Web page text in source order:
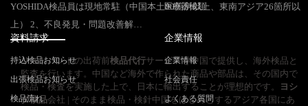
YOSHIDA検品員は現地常駐（中国本土80箇所以上、東南アジア26箇所以
上） 2、不良発見・問題改善解…
リストバンドの出荷前検品代行サービスを中国で提供し、海外検品と
監査を行います。中国など海外で作られた商品や部品は、その国内で
検品・検査を実施した上で、日本に輸出することが理想的です。
ヨシ
ダ検品会社 | そのまま検品・検針中国をはじめとするアジア各国にあ
医療器械類
資料請求
持込検品お知らせ
出張検品お知らせ
検品流れ
企業情報
企業情報
社会責任
よくある質問